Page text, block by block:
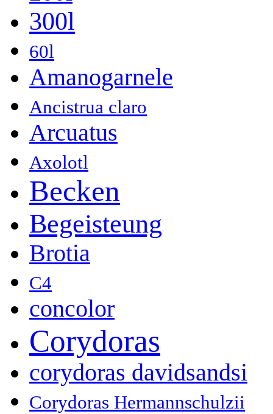
300l
60l
Amanogarnele
Ancistrua claro
Arcuatus
Axolotl
Becken
Begeisteung
Brotia
C4
concolor
Corydoras
corydoras davidsandsi
Corydoras Hermannschulzii